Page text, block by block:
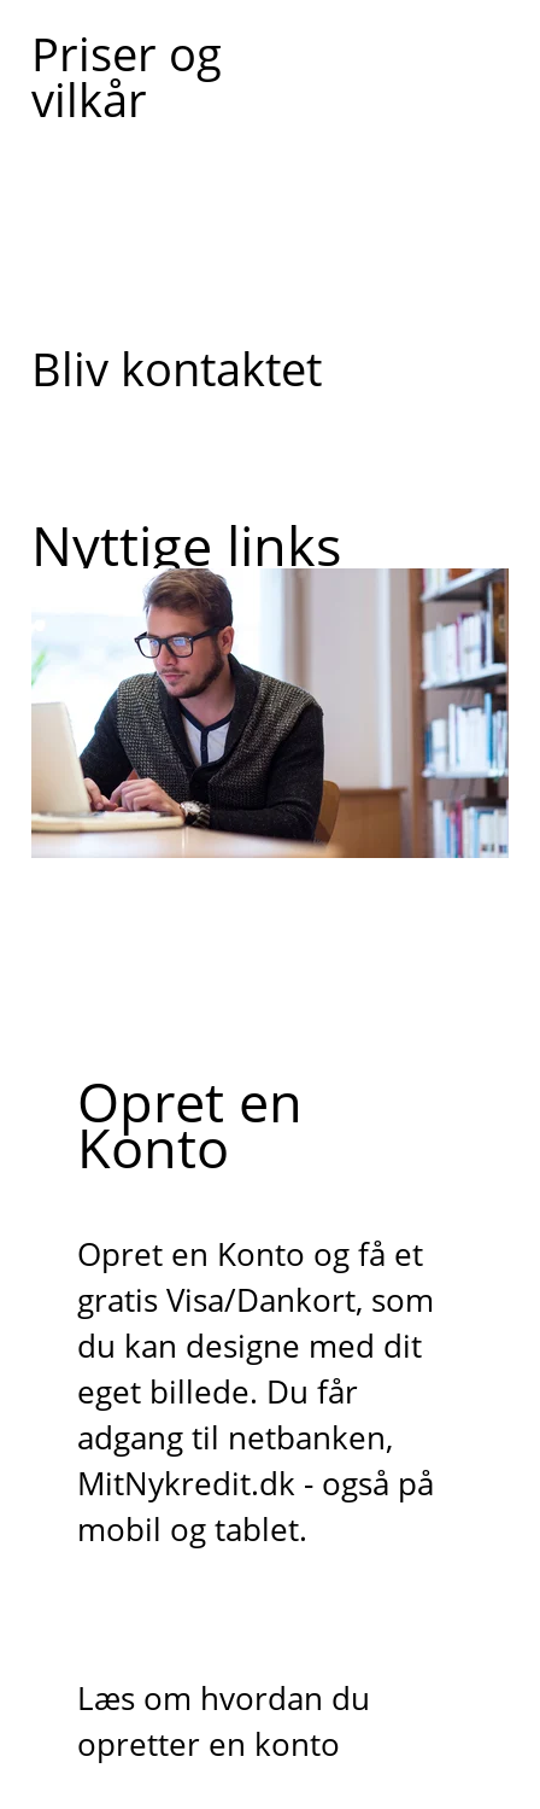
Priser og
vilkår
Bliv kontaktet
Nyttige links
Opret en
Konto
Opret en Konto og få et
gratis Visa/Dankort, som
du kan designe med dit
eget billede. Du får
adgang til netbanken,
MitNykredit.dk - også på
mobil og tablet.
Læs om hvordan du
opretter en konto